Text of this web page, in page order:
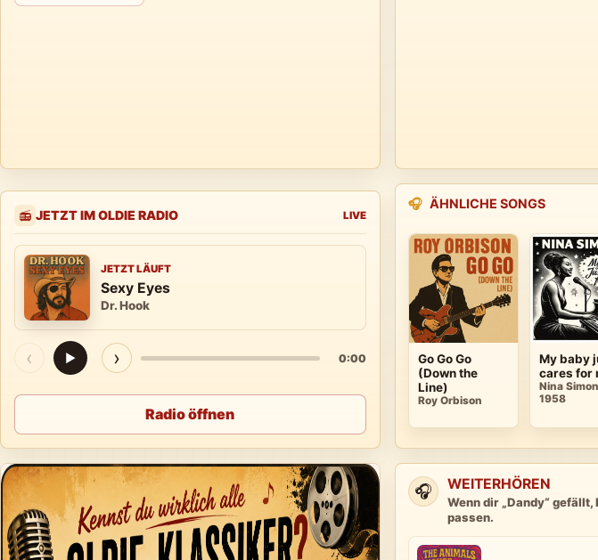
📻 JETZT IM OLDIE RADIO LIVE
JETZT LÄUFT
Sexy Eyes
Dr. Hook
‹ ▶ › 0:00
Radio öffnen
🎧 ÄHNLICHE SONGS
Go Go Go
(Down the
Line)
Roy Orbison
My baby
cares for
Nina
1958
🎧 WEITERHÖREN
Wenn dir „Dandy“
passen.